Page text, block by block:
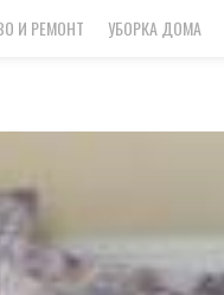
И РЕМОНТ УБОРКА ДОМА